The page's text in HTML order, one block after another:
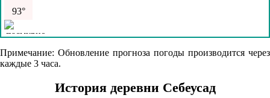
93°
06.08
09:00
Примечание: Обновление прогноза погоды производится через
каждые 3 часа.
История деревни Себеусад